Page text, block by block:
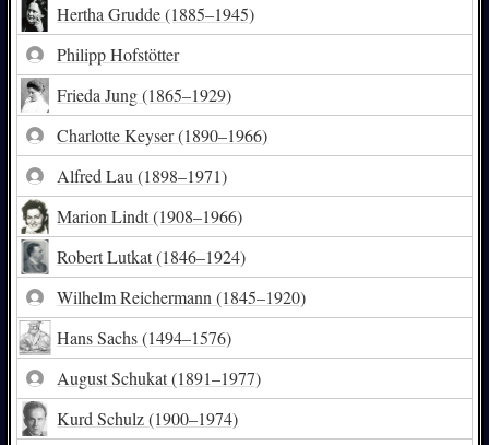
Hertha Grudde(1885–1945)
Philipp Hofstötter
Frieda Jung(1865–1929)
Charlotte Keyser(1890–1966)
Alfred Lau(1898–1971)
Marion Lindt(1908–1966)
Robert Lutkat(1846–1924)
Wilhelm Reichermann(1845–1920)
Hans Sachs(1494–1576)
August Schukat(1891–1977)
Kurd Schulz(1900–1974)